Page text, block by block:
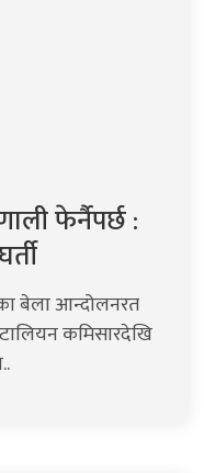
फेर्नैपर्छ :
बेला आन्दोलनरत
कमिसारदेखि